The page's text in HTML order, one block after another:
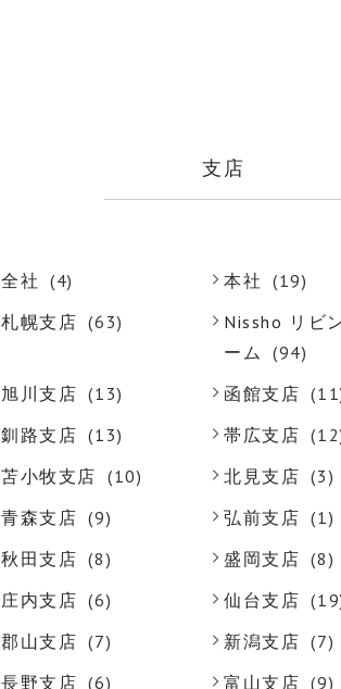
支店
全社 (4) 本社
(19)
札幌支店 (63)
Nissho リビ
ーム
(94)
旭川支店 (13) 函館支店
釧路支店 (13) 帯広支店
苫小牧支店 (10) 北見支店 (3)
青森支店 (9) 弘前支店 (1)
秋田支店 (8) 盛岡支店 (8)
庄内支店 (6) 仙台支店
郡山支店 (7) 新潟支店 (7)
長野支店 (6) 富山支店 (9)